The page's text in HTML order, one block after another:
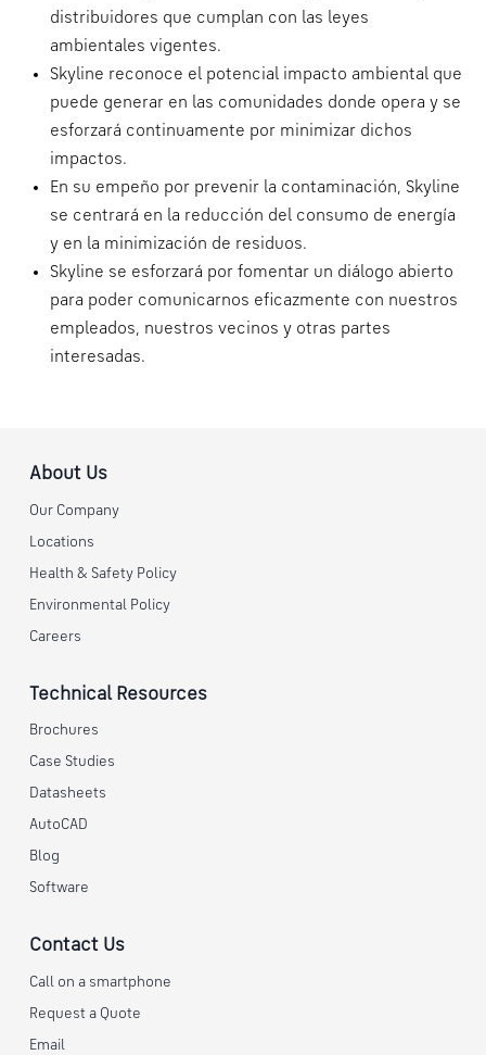
distribuidores que cumplan con las leyes
ambientales vigentes.
Skyline reconoce el potencial impacto ambiental que
puede generar en las comunidades donde opera y se
esforzará continuamente por minimizar dichos
impactos.
En su empeño por prevenir la contaminación, Skyline
se centrará en la reducción del consumo de energía
y en la minimización de residuos.
Skyline se esforzará por fomentar un diálogo abierto
para poder comunicarnos eficazmente con nuestros
empleados, nuestros vecinos y otras partes
interesadas.
About Us
Our Company
Locations
Health & Safety Policy
Environmental Policy
Careers
Technical Resources
Brochures
Case Studies
Datasheets
AutoCAD
Blog
Software
Contact Us
Call on a smartphone
Request a Quote
Email